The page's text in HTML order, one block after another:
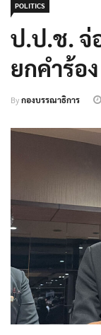
POLITICS
ป.ป.ช. จ่
ยกคำร้อ
Byกองบรรณาธิการ